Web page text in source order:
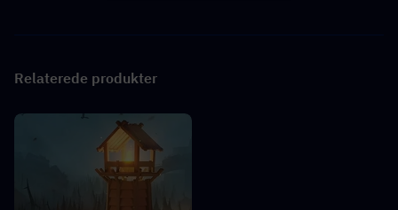
Relaterede produkter